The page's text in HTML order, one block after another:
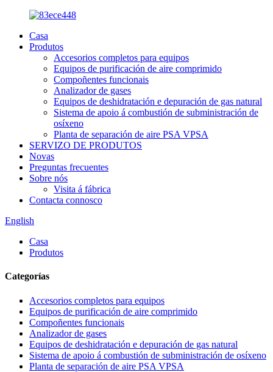
Casa
Produtos
Accesorios completos para equipos
Equipos de purificación de aire comprimido
Compoñentes funcionais
Analizador de gases
Equipos de deshidratación e depuración de gas natural
Sistema de apoio á combustión de subministración de
osíxeno
Planta de separación de aire PSA VPSA
SERVIZO DE PRODUTOS
Novas
Preguntas frecuentes
Sobre nós
Visita á fábrica
Contacta connosco
English
Casa
Produtos
Categorías
Accesorios completos para equipos
Equipos de purificación de aire comprimido
Compoñentes funcionais
Analizador de gases
Equipos de deshidratación e depuración de gas natural
Sistema de apoio á combustión de subministración de osíxeno
Planta de separación de aire PSA VPSA